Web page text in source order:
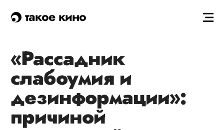
такое кино
«Рассадник
слабоумия и
дезинформации»:
причиной